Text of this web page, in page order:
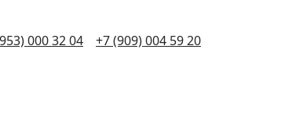
000 32 04 +7 (909) 004 59 20